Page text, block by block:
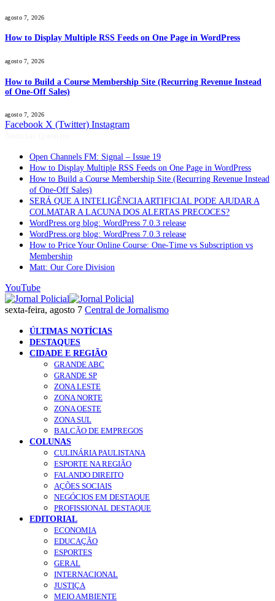
agosto 7, 2026
How to Display Multiple RSS Feeds on One Page in WordPress
agosto 7, 2026
How to Build a Course Membership Site (Recurring Revenue Instead
of One-Off Sales)
agosto 7, 2026
Facebook X (Twitter) Instagram
Open Channels FM: Signal – Issue 19
How to Display Multiple RSS Feeds on One Page in WordPress
How to Build a Course Membership Site (Recurring Revenue Instead
of One-Off Sales)
SERÁ QUE A INTELIGÊNCIA ARTIFICIAL PODE AJUDAR A
COLMATAR A LACUNA DOS ALERTAS PRECOCES?
WordPress.org blog: WordPress 7.0.3 release
WordPress.org blog: WordPress 7.0.3 release
How to Price Your Online Course: One-Time vs Subscription vs
Membership
Matt: Our Core Division
YouTube
sexta-feira, agosto 7 Central de Jornalismo
ÚLTIMAS NOTÍCIAS
DESTAQUES
CIDADE E REGIÃO
GRANDE ABC
GRANDE SP
ZONA LESTE
ZONA NORTE
ZONA OESTE
ZONA SUL
BALCÃO DE EMPREGOS
COLUNAS
CULINÁRIA PAULISTANA
ESPORTE NA REGIÃO
FALANDO DIREITO
AÇÕES SOCIAIS
NEGÓCIOS EM DESTAQUE
PROFISSIONAL DESTAQUE
EDITORIAL
ECONOMIA
EDUCAÇÃO
ESPORTES
GERAL
INTERNACIONAL
JUSTIÇA
MEIO AMBIENTE